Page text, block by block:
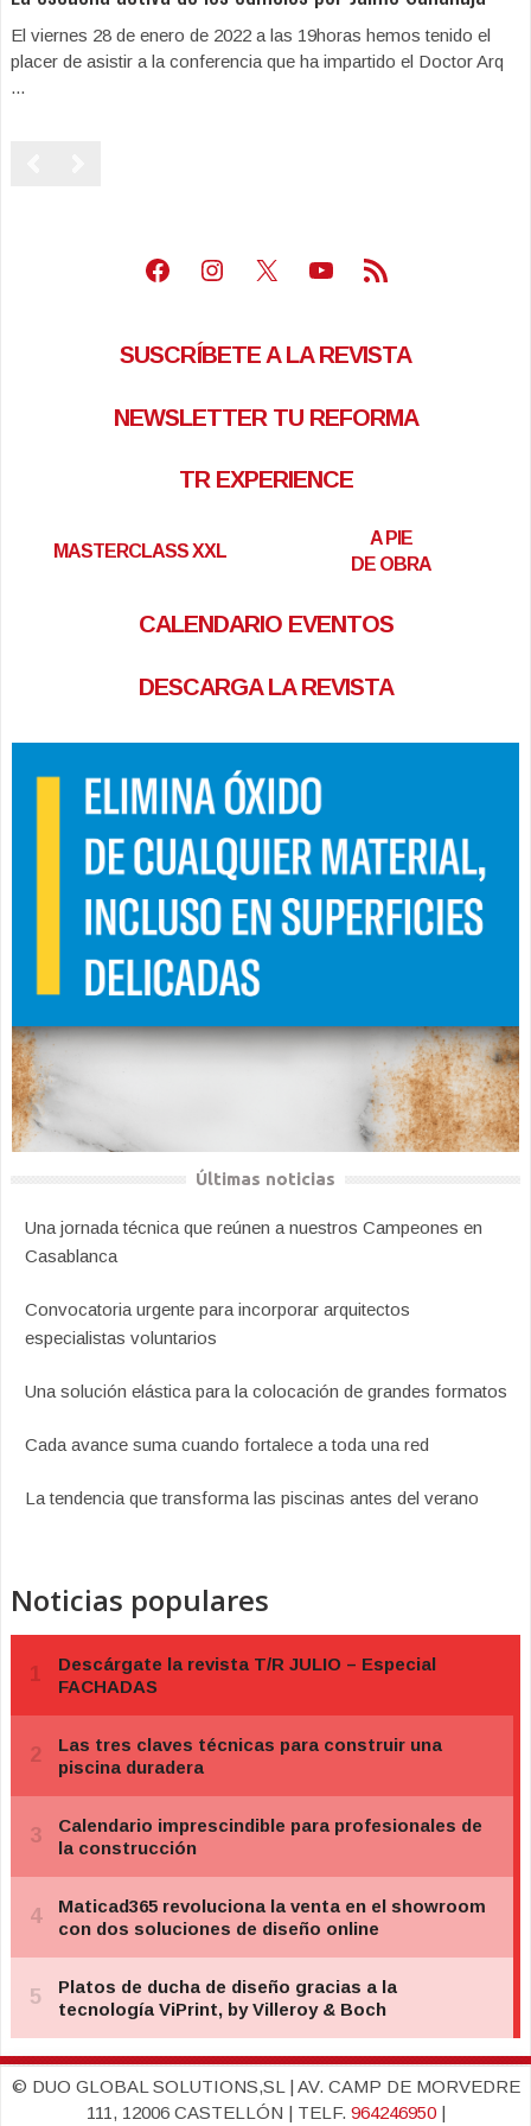
El viernes 28 de enero de 2022 a las 19horas hemos tenido el
placer de asistir a la conferencia que ha impartido el Doctor Arq
...
Facebook
Instagram
X Youtube
Feed RSS
SUSCRÍBETE A LA REVISTA
NEWSLETTER TU REFORMA
TR EXPERIENCE
MASTERCLASS XXL
A PIE
DE OBRA
CALENDARIO EVENTOS
DESCARGA LA REVISTA
Últimas noticias
Una jornada técnica que reúnen a nuestros Campeones en
Casablanca
Convocatoria urgente para incorporar arquitectos
especialistas voluntarios
Una solución elástica para la colocación de grandes formatos
Cada avance suma cuando fortalece a toda una red
La tendencia que transforma las piscinas antes del verano
Noticias populares
© DUO GLOBAL SOLUTIONS,SL | AV. CAMP DE MORVEDRE
111, 12006 CASTELLÓN | TELF. 964246950|